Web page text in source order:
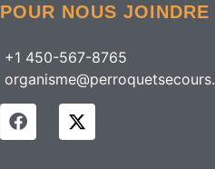
POUR NOUS JOINDRE
+1 450-567-8765